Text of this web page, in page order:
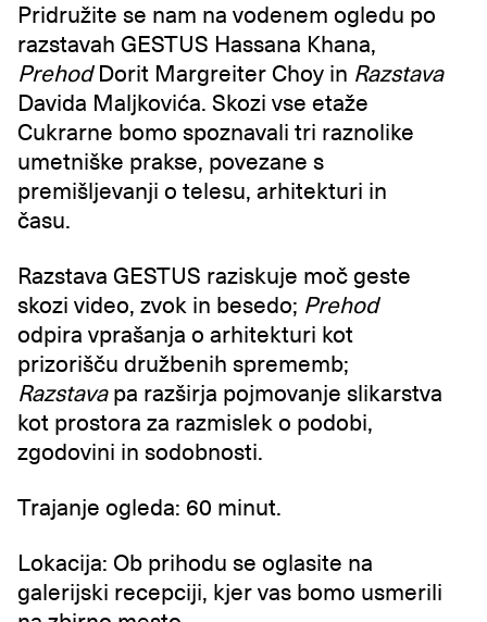
Pridružite se nam na vodenem ogledu po
razstavah GESTUS Hassana Khana,
PrehodDorit Margreiter Choy in Razstava
Davida Maljkovića. Skozi vse etaže
Cukrarne bomo spoznavali tri raznolike
umetniške prakse, povezane s
premišljevanji o telesu, arhitekturi in
času.
Razstava GESTUS raziskuje moč geste
skozi video, zvok in besedo; Prehod
odpira vprašanja o arhitekturi kot
prizorišču družbenih sprememb;
Razstavapa razširja pojmovanje slikarstva
kot prostora za razmislek o podobi,
zgodovini in sodobnosti.
Trajanje ogleda: 60 minut.
Lokacija: Ob prihodu se oglasite na
galerijski recepciji, kjer vas bomo usmerili